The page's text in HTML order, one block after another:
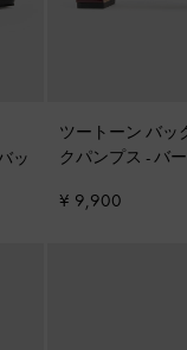
ッ
ツートーン バッ
クパンプス -バ
¥ 9,900